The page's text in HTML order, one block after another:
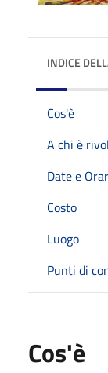
INDICE
Cos'è
A chi è
Date e
Costo
Luogo
Punti di
Cos'è